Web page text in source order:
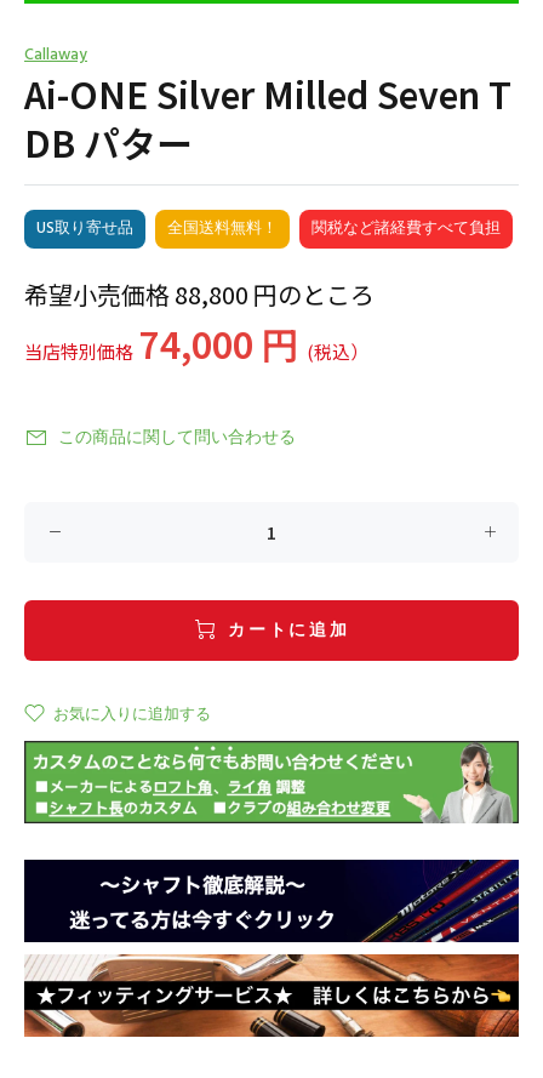
Callaway
Ai-ONE Silver Milled Seven T
DB パター
US取り寄せ品 全国送料無料！ 関税など諸経費すべて負担
希望小売価格 88,800 円のところ
当店特別価格 74,000 円 (税込）
この商品に関して問い合わせる
カートに追加
お気に入りに追加する